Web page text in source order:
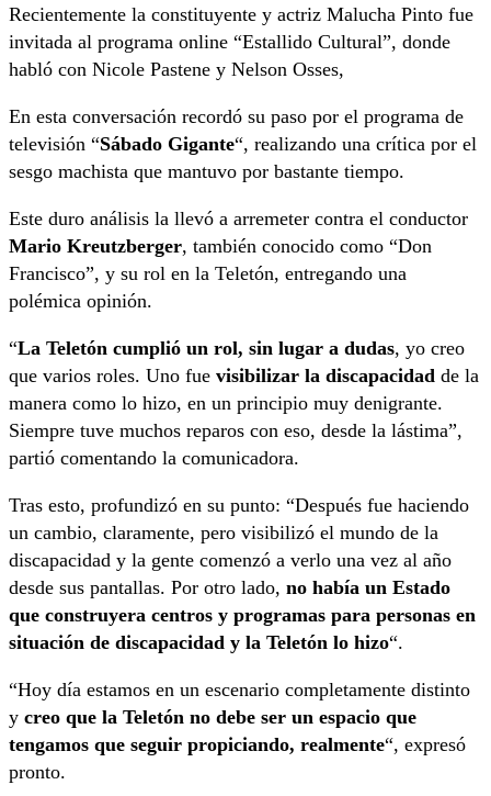
Recientemente la constituyente y actriz Malucha Pinto fue
invitada al programa online “Estallido Cultural”, donde
habló con Nicole Pastene y Nelson Osses,
En esta conversación recordó su paso por el programa de
televisión “Sábado Gigante“, realizando una crítica por el
sesgo machista que mantuvo por bastante tiempo.
Este duro análisis la llevó a arremeter contra el conductor
Mario Kreutzberger, también conocido como “Don
Francisco”, y su rol en la Teletón, entregando una
polémica opinión.
“La Teletón cumplió un rol, sin lugar a dudas, yo creo
que varios roles. Uno fue visibilizar la discapacidad de la
manera como lo hizo, en un principio muy denigrante.
Siempre tuve muchos reparos con eso, desde la lástima”,
partió comentando la comunicadora.
Tras esto, profundizó en su punto: “Después fue haciendo
un cambio, claramente, pero visibilizó el mundo de la
discapacidad y la gente comenzó a verlo una vez al año
desde sus pantallas. Por otro lado, no había un Estado
que construyera centros y programas para personas en
situación de discapacidad y la Teletón lo hizo“.
“Hoy día estamos en un escenario completamente distinto
y creo que la Teletón no debe ser un espacio que
tengamos que seguir propiciando, realmente“, expresó
pronto.